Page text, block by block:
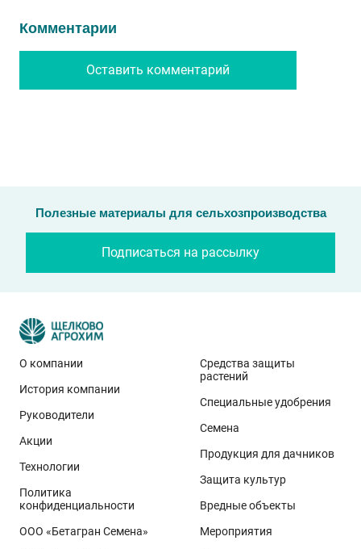
Комментарии
Оставить комментарий
Полезные материалы для сельхозпроизводства
Подписаться на рассылку
О компании
История компании
Руководители
Акции
Технологии
Политика
конфиденциальности
ООО «Бетагран Семена»
Средства защиты
растений
Специальные удобрения
Семена
Продукция для дачников
Защита культур
Вредные объекты
Мероприятия